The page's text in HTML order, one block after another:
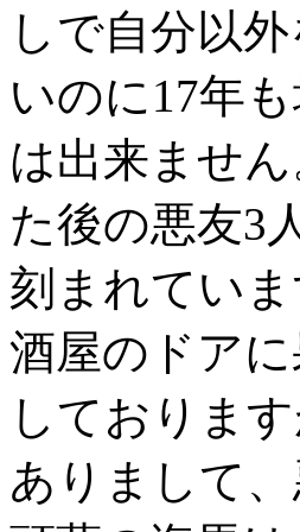
しで自分以
いのに17年
は出来ませ
た後の悪友3
刻まれてい
酒屋のドア
しておりま
ありまして